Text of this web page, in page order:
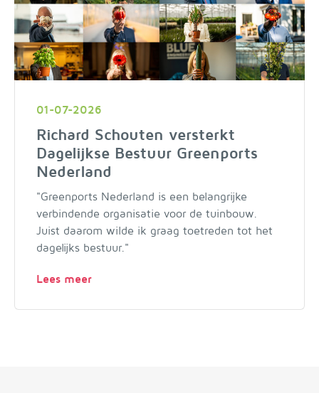
01-07-2026
Richard Schouten versterkt
Dagelijkse Bestuur Greenports
Nederland
"Greenports Nederland is een belangrijke
verbindende organisatie voor de tuinbouw.
Juist daarom wilde ik graag toetreden tot het
dagelijks bestuur."
Lees meer